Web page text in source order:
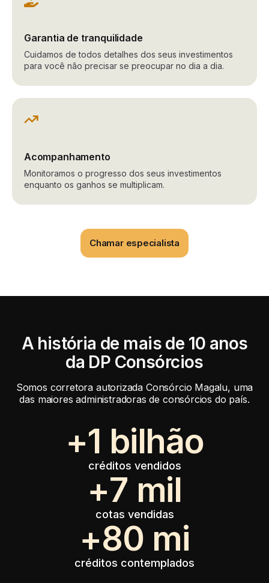
Garantia de tranquilidade
Cuidamos de todos detalhes dos seus investimentos
para você não precisar se preocupar no dia a dia.
Acompanhamento
Monitoramos o progresso dos seus investimentos
enquanto os ganhos se multiplicam.
Chamar especialista
A história de mais de 10 anos
da DP Consórcios
Somos corretora autorizada Consórcio Magalu, uma
das maiores administradoras de consórcios do país.
1
créditos vendidos
7
cotas vendidas
80
créditos contemplados